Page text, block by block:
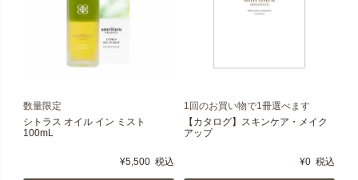
数量限定
シトラス オイル イン ミスト
100mL
¥5,500 税込
1回のお買い物で1冊選べます
【カタログ】スキンケア・メイク
アップ
¥0 税込